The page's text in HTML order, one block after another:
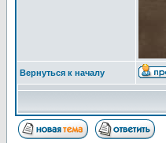
Вернуться к началу